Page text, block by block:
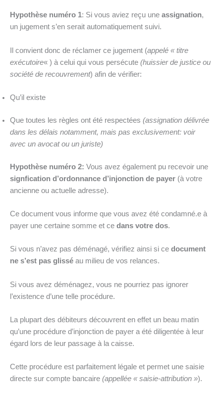
Hypothèse numéro 1: Si vous aviez reçu une assignation,
un jugement s’en serait automatiquement suivi.
Il convient donc de réclamer ce jugement (appelé « titre
exécutoire« ) à celui qui vous persécute (huissier de justice ou
société de recouvrement) afin de vérifier:
Qu’il existe
Que toutes les règles ont été respectées (assignation délivrée
dans les délais notamment, mais pas exclusivement: voir
avec un avocat ou un juriste)
Hypothèse numéro 2: Vous avez également pu recevoir une
signfication d’ordonnance d’injonction de payer (à votre
ancienne ou actuelle adresse).
Ce document vous informe que vous avez été condamné.e à
payer une certaine somme et ce dans votre dos.
Si vous n’avez pas déménagé, vérifiez ainsi si ce document
ne s’est pas glissé au milieu de vos relances.
Si vous avez déménagez, vous ne pourriez pas ignorer
l’existence d’une telle procédure.
La plupart des débiteurs découvrent en effet un beau matin
qu’une procédure d’injonction de payer a été diligentée à leur
égard lors de leur passage à la caisse.
Cette procédure est parfaitement légale et permet une saisie
directe sur compte bancaire (appellée « saisie-attribution »).